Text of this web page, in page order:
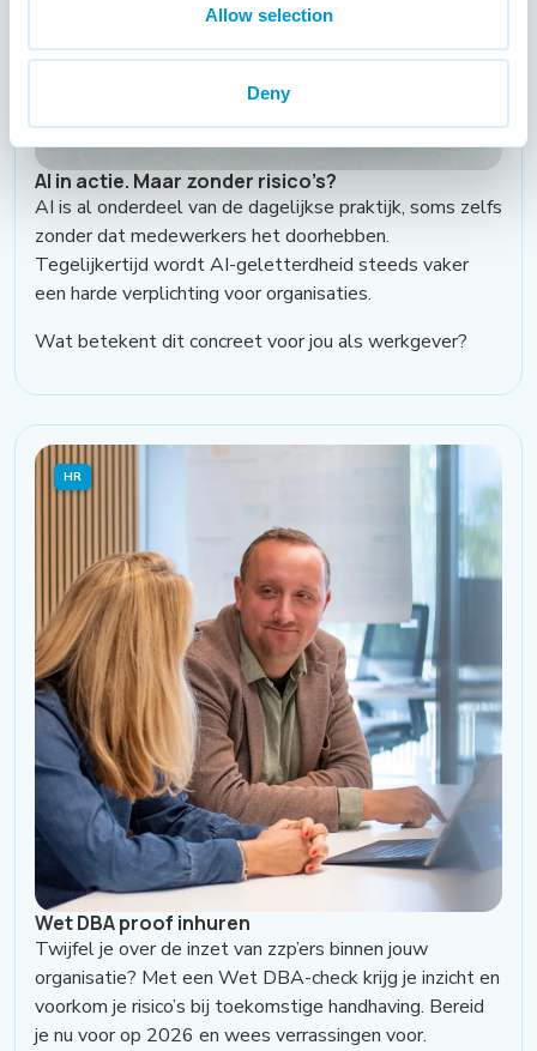
Allow selection
Deny
AI in actie. Maar zonder risico’s?
AI is al onderdeel van de dagelijkse praktijk, soms zelfs
zonder dat medewerkers het doorhebben.
Tegelijkertijd wordt AI-geletterdheid steeds vaker
een harde verplichting voor organisaties.
Wat betekent dit concreet voor jou als werkgever?
HR
Wet DBA proof inhuren
Twijfel je over de inzet van zzp’ers binnen jouw
organisatie? Met een Wet DBA-check krijg je inzicht en
voorkom je risico’s bij toekomstige handhaving. Bereid
je nu voor op 2026 en wees verrassingen voor.